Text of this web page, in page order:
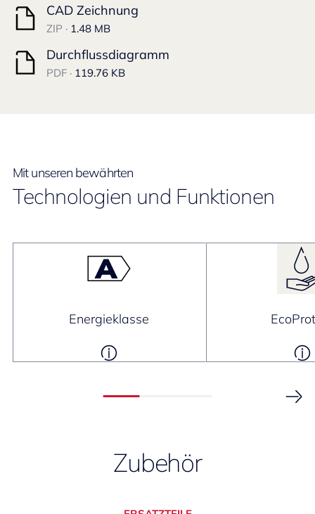
CAD Zeichnung
ZIP · 1.48 MB
Durchflussdiagramm
PDF · 119.76 KB
Mit unseren bewährten
Technologien und Funktionen
Energieklasse
Zubehör